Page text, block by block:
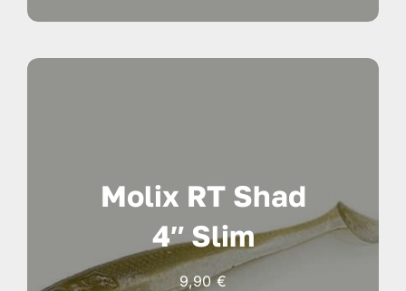
Molix RT Shad
4″ Slim
9,90€